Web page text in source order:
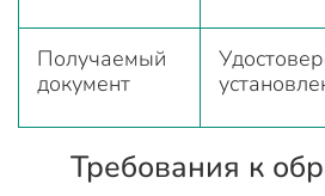
Получаемый
документ
Требования к